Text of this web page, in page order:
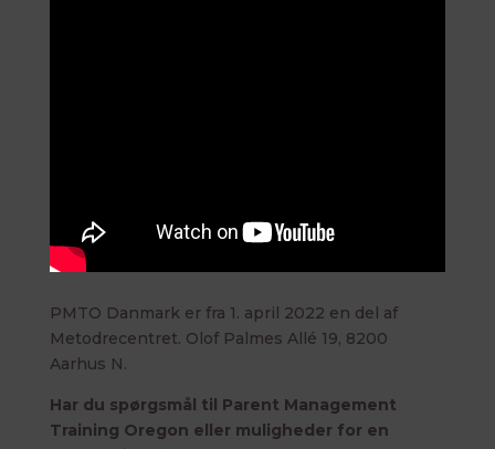
PMTO Danmark er fra 1. april 2022 en del af
Metodrecentret. Olof Palmes Allé 19, 8200
Aarhus N.
Har du spørgsmål til Parent Management
Training Oregon eller muligheder for en